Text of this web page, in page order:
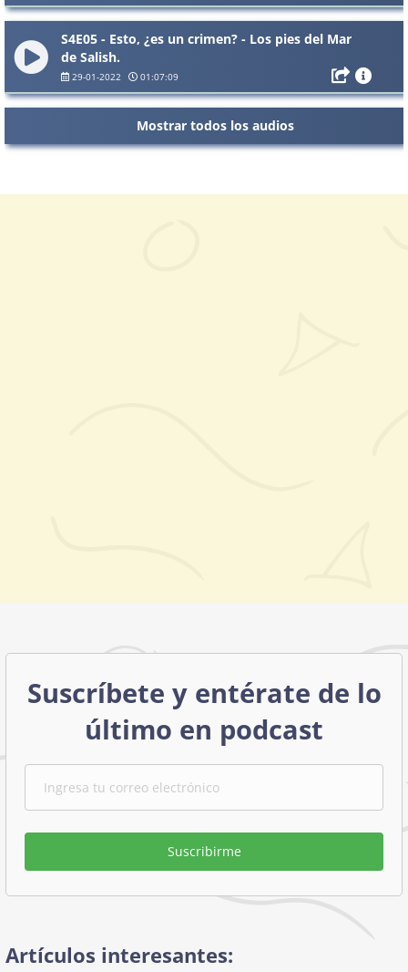
S4E05 - Esto, ¿es un crimen? - Los pies del Mar
de Salish.
29-01-2022 01:07:09
Mostrar todos los audios
Suscríbete y entérate de lo
último en podcast
Suscribirme
Artículos interesantes: